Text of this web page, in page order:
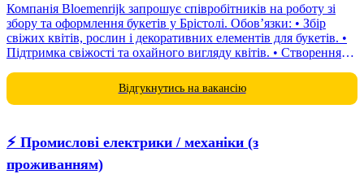
Компанія Bloemenrijk запрошує співробітників на роботу зі
збору та оформлення букетів у Брістолі. Обов’язки: • Збір
свіжих квітів, рослин і декоративних елементів для букетів. •
Підтримка свіжості та охайного вигляду квітів. • Створення
Відгукнутись на вакансію
⚡️ Промислові електрики / механіки (з
проживанням)